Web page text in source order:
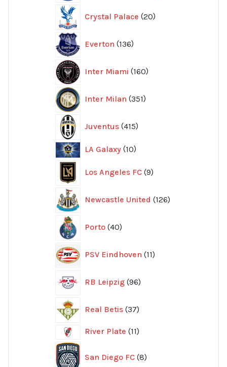
Crystal Palace 20
produkter
Everton 136
produkter
Inter Miami 160
produkter
Inter Milan 351
produkter
Juventus 415
produkter
LA Galaxy 1010
Los Angeles FC 9
produkter
Newcastle United 126
produkter
Porto 40
produkter
PSV Eindhoven 11
produkter
RB Leipzig 96
produkter
Real Betis 37
produkter
River Plate 1111
San Diego FC 8produkter